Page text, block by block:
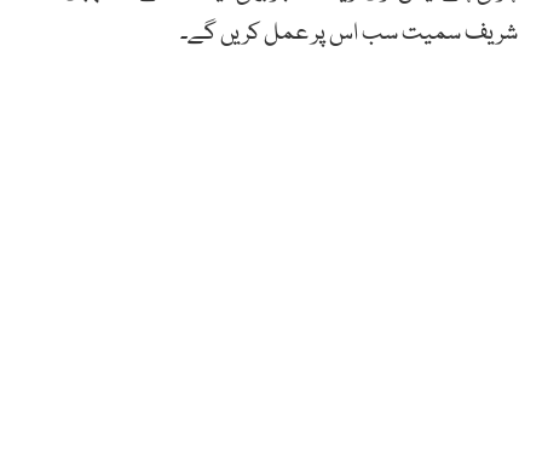
شریف سمیت سب اس پر عمل کریں گے۔